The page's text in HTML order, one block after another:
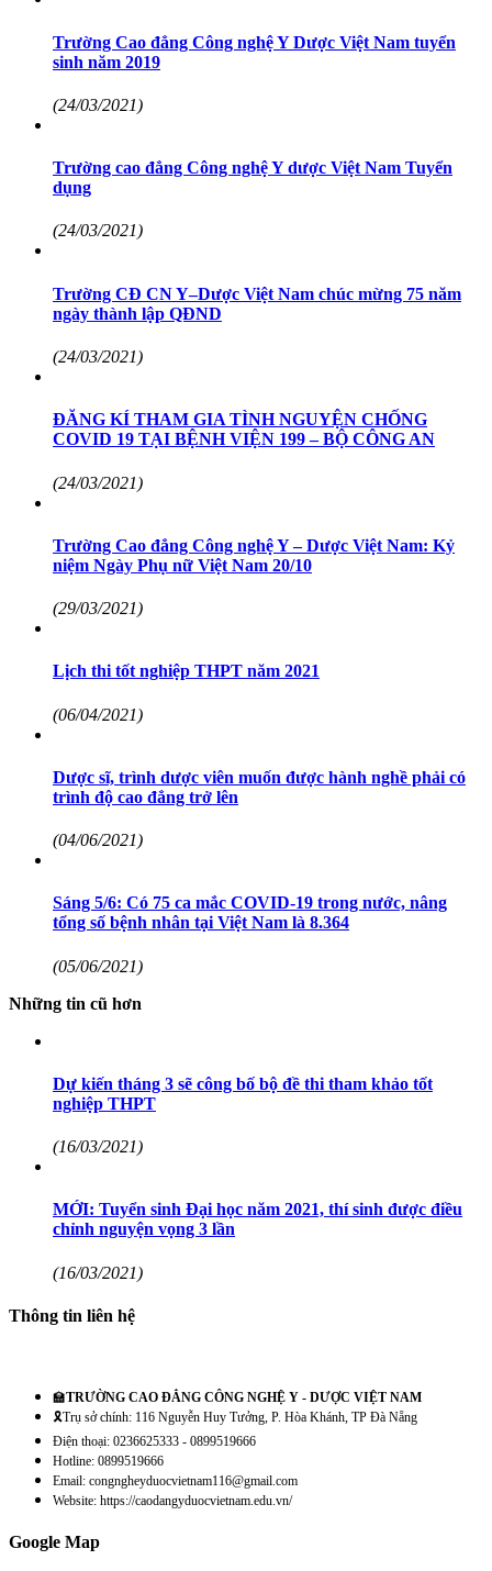
Trường Cao đẳng Công nghệ Y Dược Việt Nam tuyển
sinh năm 2019
(24/03/2021)
Trường cao đẳng Công nghệ Y dược Việt Nam Tuyển
dụng
(24/03/2021)
Trường CĐ CN Y–Dược Việt Nam chúc mừng 75 năm
ngày thành lập QĐND
(24/03/2021)
ĐĂNG KÍ THAM GIA TÌNH NGUYỆN CHỐNG
COVID 19 TẠI BỆNH VIỆN 199 – BỘ CÔNG AN
(24/03/2021)
Trường Cao đẳng Công nghệ Y – Dược Việt Nam: Kỷ
niệm Ngày Phụ nữ Việt Nam 20/10
(29/03/2021)
Lịch thi tốt nghiệp THPT năm 2021
(06/04/2021)
Dược sĩ, trình dược viên muốn được hành nghề phải có
trình độ cao đẳng trở lên
(04/06/2021)
Sáng 5/6: Có 75 ca mắc COVID-19 trong nước, nâng
tổng số bệnh nhân tại Việt Nam là 8.364
(05/06/2021)
Những tin cũ hơn
Dự kiến tháng 3 sẽ công bố bộ đề thi tham khảo tốt
nghiệp THPT
(16/03/2021)
MỚI: Tuyển sinh Đại học năm 2021, thí sinh được điều
chỉnh nguyện vọng 3 lần
(16/03/2021)
Thông tin liên hệ
🏫TRƯỜNG CAO ĐẲNG CÔNG NGHỆ Y - DƯỢC VIỆT NAM
🎗️Trụ sở chính: 116 Nguyễn Huy Tưởng, P. Hòa Khánh, TP Đà Nẵng
Điện thoại: 0236625333 - 0899519666
Hotline: 0899519666
Email: congngheyduocvietnam116@gmail.com
Website: https://caodangyduocvietnam.edu.vn/
Google Map